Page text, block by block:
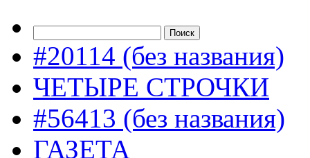
#20114 (без названия)
ЧЕТЫРЕ СТРОЧКИ
#56413 (без названия)
ГАЗЕТА